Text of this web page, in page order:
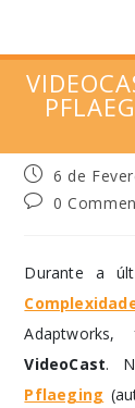
6 de
0
Durante a
VideoCast.
Pflaeging